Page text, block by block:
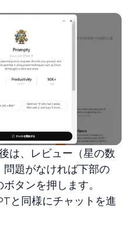
は、レビュー（星の数
題がなければ下部の
タンを押します。
と同様にチャットを進